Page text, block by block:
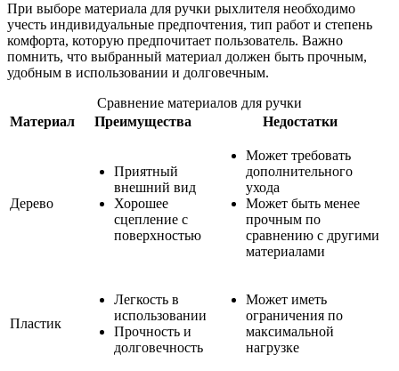
При выборе материала для ручки рыхлителя необходимо
учесть индивидуальные предпочтения, тип работ и степень
комфорта, которую предпочитает пользователь. Важно
помнить, что выбранный материал должен быть прочным,
удобным в использовании и долговечным.
Сравнение материалов для ручки
Материал
Преимущества Недостатки
Дерево
Приятный
внешний вид
Хорошее
сцепление с
поверхностью
Может требовать
дополнительного
ухода
Может быть менее
прочным по
сравнению с другими
материалами
Пластик
Легкость в
использовании
Прочность и
долговечность
Может иметь
ограничения по
максимальной
нагрузке